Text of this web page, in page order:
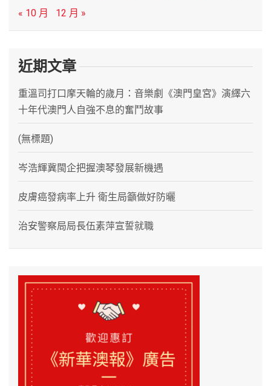
« 10 月
12 月 »
近期文章
重溫司打口摩天輪的歲月：音樂劇《澳門皇宮》演繹六
十年代澳門人自強不息的奮鬥故事
(無標題)
岑浩輝冀閩企把握澳琴發展新機遇
皮膚癌發病率上升 衛生局籲做好防曬
治安警察局局長伍素萍宣誓就職